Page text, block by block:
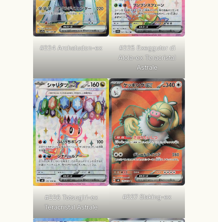
#224 Archaludon-ex
#225 Exeggutor di
Alola-ex Teracristal
Astrale
#226 Tatsugiri-ex
Teracristal Astrale
#227 Slaking-ex